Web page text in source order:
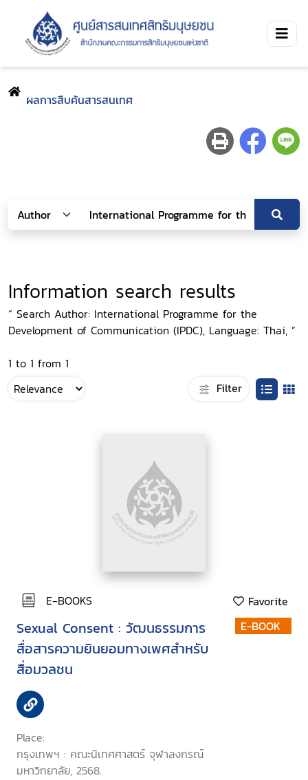
ผลการสืบค้นสารสนเทศ
Information search results
“ Search Author: International Programme for the
Development of Communication (IPDC), Language: Thai, ”
1 to 1 from 1
Filter
E-BOOKS Favorite
Sexual Consent : วัฒนธรรมการ
สื่อสารความยินยอมทางเพศสำหรับ
สื่อมวลชน
Place:
กรุงเทพฯ : คณะนิเทศศาสตร์ จุฬาลงกรณ์
มหาวิทยาลัย, 2568.
E-BOOK